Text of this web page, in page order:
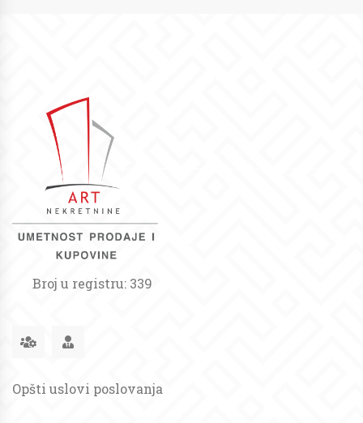
Broj u registru: 339
Opšti uslovi poslovanja